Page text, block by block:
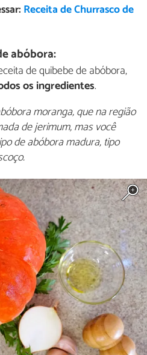
Receita de Churrasco de
abóbora:
de quibebe de abóbora,
os ingredientes.
moranga, que na região
de jerimum, mas você
de abóbora madura, tipo